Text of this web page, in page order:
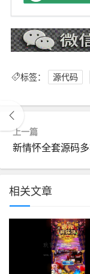
标签： 源代码
上一篇
相关文章